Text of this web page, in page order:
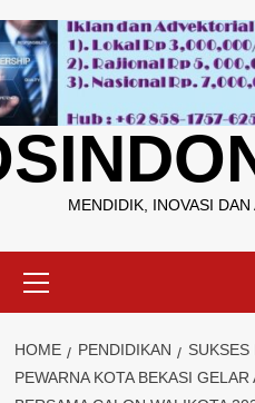
to
content
MENDIDIK, INOVASI
Menu
HOME PENDIDIKAN
SUKSES
PEWARNA KOTA BEKASI